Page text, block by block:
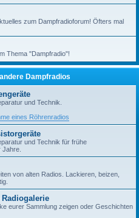
zum Dampfradioforum! Öfters mal
Thema "Dampfradio"!
Dampfradios
und Technik.
eines Röhrenradios
und Technik für frühe
von alten Radios. Lackieren, beizen,
eurer Sammlung zeigen oder Geschichten